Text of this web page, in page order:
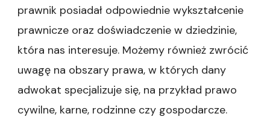
prawnik posiadał odpowiednie wykształcenie
prawnicze oraz doświadczenie w dziedzinie,
która nas interesuje. Możemy również zwrócić
uwagę na obszary prawa, w których dany
adwokat specjalizuje się, na przykład prawo
cywilne, karne, rodzinne czy gospodarcze.